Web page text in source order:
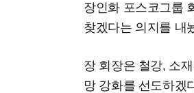
장인화 포스코그룹
찾겠다는 의지를 내
장 회장은 철강, 소
망 강화를 선도하겠